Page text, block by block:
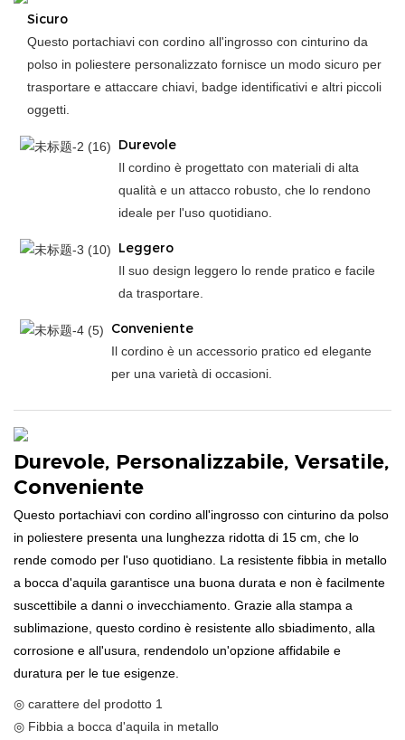
Sicuro
Questo portachiavi con cordino all'ingrosso con cinturino da
polso in poliestere personalizzato fornisce un modo sicuro per
trasportare e attaccare chiavi, badge identificativi e altri piccoli
oggetti.
Durevole
Il cordino è progettato con materiali di alta
qualità e un attacco robusto, che lo rendono
ideale per l'uso quotidiano.
Leggero
Il suo design leggero lo rende pratico e facile
da trasportare.
Conveniente
Il cordino è un accessorio pratico ed elegante
per una varietà di occasioni.
Durevole, Personalizzabile, Versatile,
Conveniente
Questo portachiavi con cordino all'ingrosso con cinturino da polso
in poliestere presenta una lunghezza ridotta di 15 cm, che lo
rende comodo per l'uso quotidiano. La resistente fibbia in metallo
a bocca d'aquila garantisce una buona durata e non è facilmente
suscettibile a danni o invecchiamento. Grazie alla stampa a
sublimazione, questo cordino è resistente allo sbiadimento, alla
corrosione e all'usura, rendendolo un'opzione affidabile e
duratura per le tue esigenze.
◎ carattere del prodotto 1
◎ Fibbia a bocca d'aquila in metallo